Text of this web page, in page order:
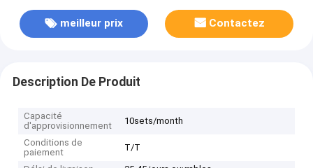
meilleur prix Contactez
Description De Produit
Capacité
d'approvisionnement
10sets/month
Conditions de
paiement
T/T